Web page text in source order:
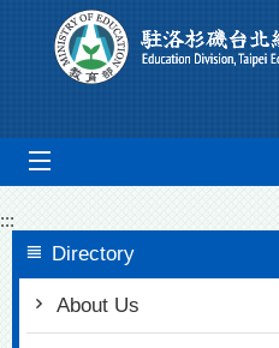
Go To Content
:::
Directory
About Us